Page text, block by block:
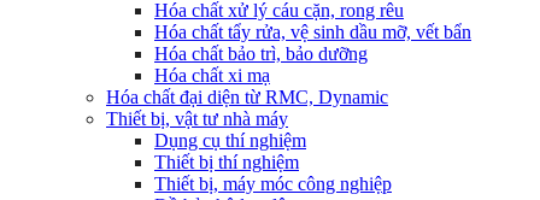
Hóa chất xử lý cáu cặn, rong rêu
Hóa chất tẩy rửa, vệ sinh dầu mỡ, vết bẩn
Hóa chất bảo trì, bảo dưỡng
Hóa chất xi mạ
Hóa chất đại diện từ RMC, Dynamic
Thiết bị, vật tư nhà máy
Dụng cụ thí nghiệm
Thiết bị thí nghiệm
Thiết bị, máy móc công nghiệp